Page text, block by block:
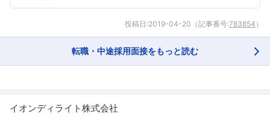
フォローしました
こちらの企業もフォローしませんか？
投稿日:2019-04-20 （記事番号:783854 ）
転職・中途採用面接をもっと読む
イオンディライト株式会社